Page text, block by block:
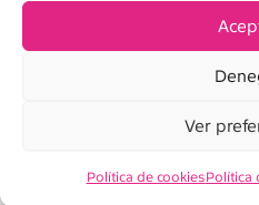
Ver
Política de cookiesPolítica
CONDICIONES DE VENTA